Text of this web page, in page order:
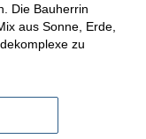
Die Bauherrin
aus Sonne, Erde,
zu